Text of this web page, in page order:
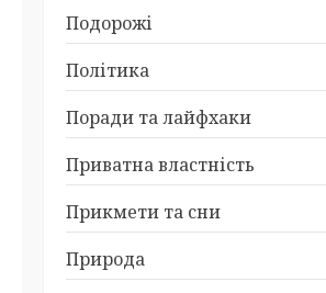
Подорожі
Політика
Поради та лайфхаки
Приватна властність
Прикмети та сни
Природа